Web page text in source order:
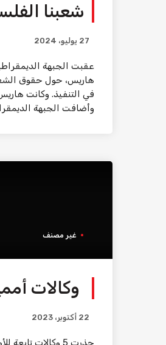
شعبنا
27 يوليو، 2024
عقبت الجبهة
هاريس، حول حقوق
في التنفيذ. وكانت
وأضافت الجبهة
غير مصنف
وكالات
22 أكتوبر، 2023
حذرت 5 وكالات